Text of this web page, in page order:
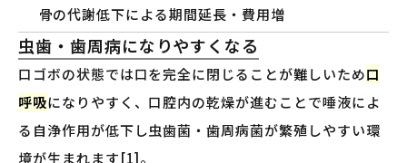
骨の代謝低下による期間延長・費用増
虫歯・歯周病になりやすくなる
口ゴボの状態では口を完全に閉じることが難しいため口
呼吸になりやすく、口腔内の乾燥が進むことで唾液によ
る自浄作用が低下し虫歯菌・歯周病菌が繁殖しやすい環
境が生まれます[1]。